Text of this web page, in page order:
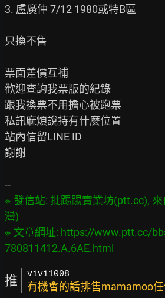
3. 盧廣仲 7/12 1980或特B區
只換不售
票面差價互補
歡迎查詢我票版的紀錄
跟我換票不用擔心被跑票
私訊麻煩說持有什麼位置
站內信留LINE ID
謝謝
※ 發信站: 批踢踢實業坊(ptt.cc),
灣)
※ 文章網址: https://www.ptt.cc/
780811412.A.6AE.html
推 vivi1008
有機會的話排售mamamoo